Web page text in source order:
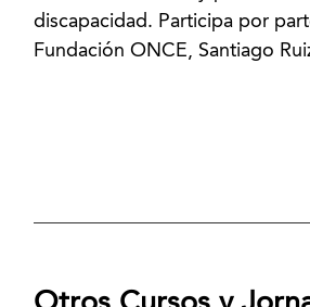
discapacidad. Participa por
Fundación ONCE, Santiago